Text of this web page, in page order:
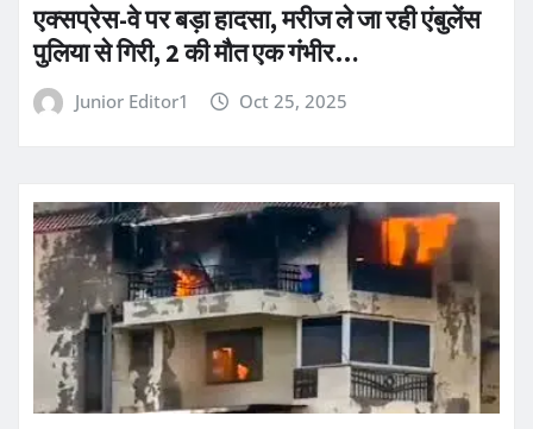
एक्सप्रेस-वे पर बड़ा हादसा, मरीज ले जा रही एंबुलेंस
पुलिया से गिरी, 2 की मौत एक गंभीर…
Junior Editor1 Oct 25, 2025